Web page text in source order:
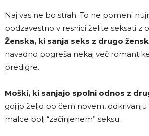
Naj vas ne bo strah. To ne pomeni
podzavestno v resnici želite seksati z
Ženska, ki sanja seks z drugo
navadno pogreša nekaj več
predigre.
Moški, ki sanjajo spolni odnos z
gojijo željo po čem novem,
malce bolj “začinjenem” seksu.